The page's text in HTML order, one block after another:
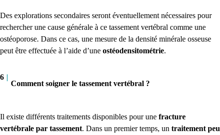
Des explorations secondaires seront éventuellement nécessaires pour
rechercher une cause générale à ce tassement vertébral comme une
ostéoporose. Dans ce cas, une mesure de la densité minérale osseuse
peut être effectuée à l’aide d’une ostéodensitométrie.
6 |
Comment soigner le tassement vertébral ?
Il existe différents traitements disponibles pour une fracture
vertébrale par tassement. Dans un premier temps, un traitement peu